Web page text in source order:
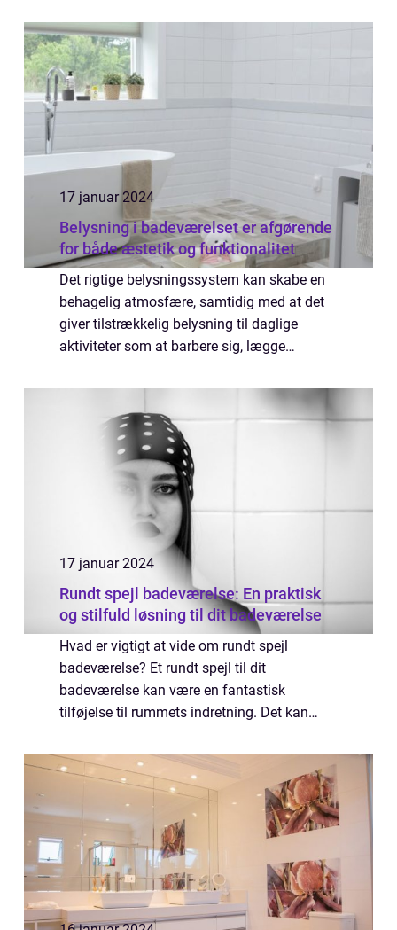
sæbedispensere til badeværelset. Vi vil også
se...
17 januar 2024
Belysning i badeværelset er afgørende
for både æstetik og funktionalitet
Det rigtige belysningssystem kan skabe en
behagelig atmosfære, samtidig med at det
giver tilstrækkelig belysning til daglige
aktiviteter som at barbere sig, lægge
I denne artikel vil vi udforske “belys...
17 januar 2024
Rundt spejl badeværelse: En praktisk
og stilfuld løsning til dit badeværelse
Hvad er vigtigt at vide om rundt spejl
badeværelse? Et rundt spejl til dit
badeværelse kan være en fantastisk
tilføjelse til rummets indretning. Det kan
samtidig med at det tjener et praktisk
formål. I denne artike...